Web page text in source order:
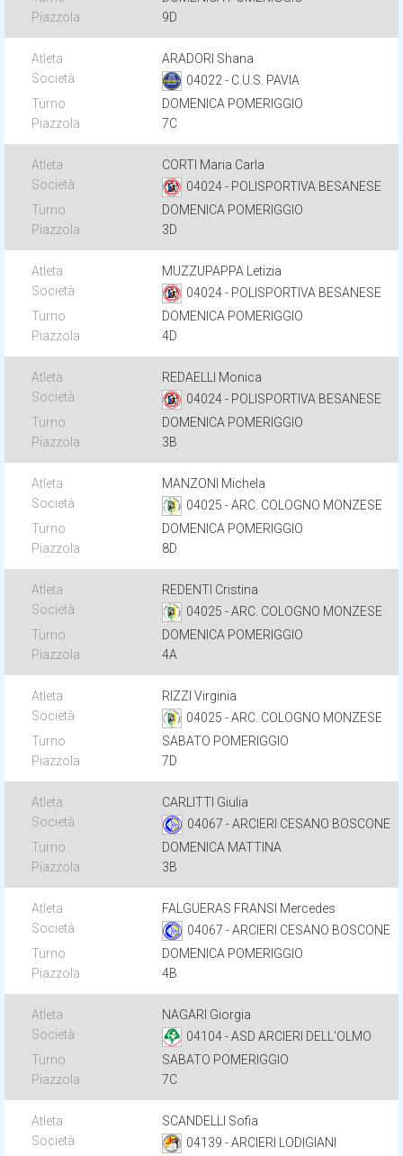
9D
ARADORI Shana
04022 - C.U.S. PAVIA
DOMENICA POMERIGGIO
7C
CORTI Maria Carla
04024 - POLISPORTIVA BESANESE
DOMENICA POMERIGGIO
3D
MUZZUPAPPA Letizia
04024 - POLISPORTIVA BESANESE
DOMENICA POMERIGGIO
4D
REDAELLI Monica
04024 - POLISPORTIVA BESANESE
DOMENICA POMERIGGIO
3B
MANZONI Michela
04025 - ARC. COLOGNO MONZESE
DOMENICA POMERIGGIO
8D
REDENTI Cristina
04025 - ARC. COLOGNO MONZESE
DOMENICA POMERIGGIO
4A
RIZZI Virginia
04025 - ARC. COLOGNO MONZESE
SABATO POMERIGGIO
7D
CARLITTI Giulia
04067 - ARCIERI CESANO BOSCONE
DOMENICA MATTINA
3B
FALGUERAS FRANSI Mercedes
04067 - ARCIERI CESANO BOSCONE
DOMENICA POMERIGGIO
4B
NAGARI Giorgia
04104 - ASD ARCIERI DELL'OLMO
SABATO POMERIGGIO
7C
SCANDELLI Sofia
04139 - ARCIERI LODIGIANI